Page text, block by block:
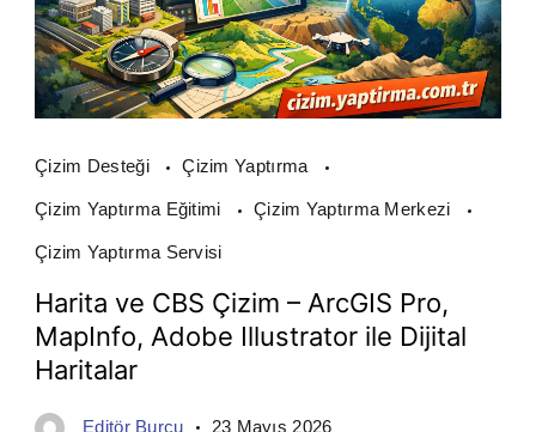
Çizim Desteği Çizim Yaptırma
Çizim Yaptırma Eğitimi Çizim Yaptırma Merkezi
Çizim Yaptırma Servisi
Harita ve CBS Çizim – ArcGIS Pro,
MapInfo, Adobe Illustrator ile Dijital
Haritalar
Editör Burcu 23 Mayıs 2026